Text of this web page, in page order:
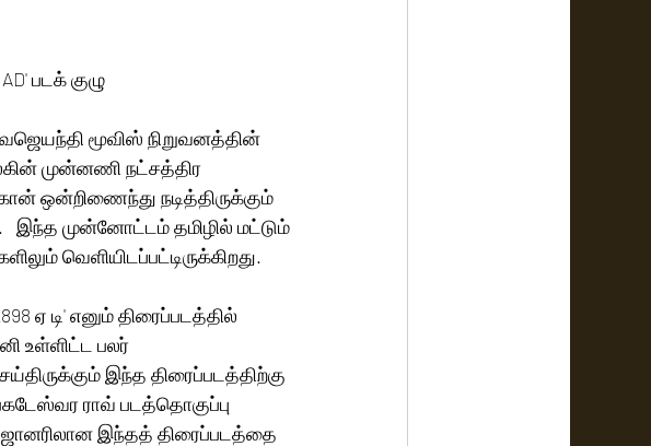
படக் குழு
மூவிஸ் நிறுவனத்தின்
முன்னணி நட்சத்திர
ஒன்றிணைந்து நடித்திருக்கும்
இந்த முன்னோட்டம் தமிழில் மட்டும்
வெளியிடப்பட்டிருக்கிறது.
ஏ டி' எனும் திரைப்படத்தில்
உள்ளிட்ட பலர்
இந்த திரைப்படத்திற்கு
ராவ் படத்தொகுப்பு
இந்தத் திரைப்படத்தை